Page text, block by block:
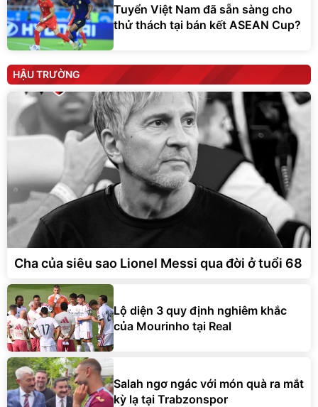
Tuyển Việt Nam đã sẵn sàng cho
thử thách tại bán kết ASEAN Cup?
HẬU TRƯỜNG
Cha của siêu sao Lionel Messi qua đời ở tuổi 68
Lộ diện 3 quy định nghiêm khắc
của Mourinho tại Real
Salah ngơ ngác với món quà ra mắt
kỳ lạ tại Trabzonspor